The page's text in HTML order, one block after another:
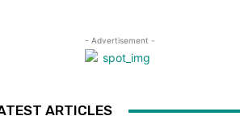
- Advertisement -
ARTICLES